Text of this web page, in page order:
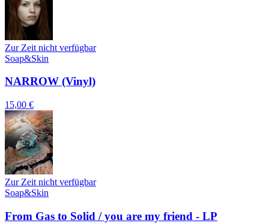
Zur Zeit nicht verfügbar
Soap&Skin
NARROW (Vinyl)
15,00 €
Zur Zeit nicht verfügbar
Soap&Skin
From Gas to Solid / you are my friend - LP